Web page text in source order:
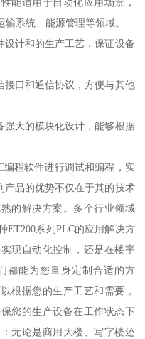
能适用于自动化应用场景，
系统、能源管理等领域。
设计和的生产工艺，保证设备
接口和通信协议，方便与其他
强大的模块化设计，能够根据
编程软件进行调试和编程，实
产品的优势不仅在于其的技术
的解决方案。多个行业领域
ET200系列PLC的应用解决方
现自动化控制，还是在楼宇
都能为您量身定制合适的方
根据您的生产工艺和需要，
您的生产设备在工作状态下
无论是商用大楼、写字楼还